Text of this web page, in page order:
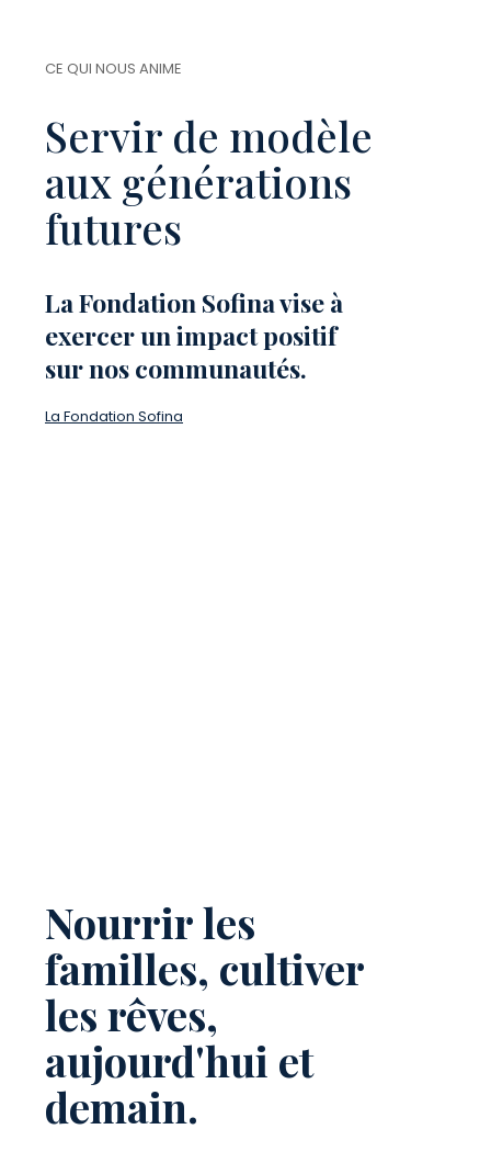
CE QUI NOUS ANIME
Servir de modèle
aux générations
futures
La Fondation Sofina vise à
exercer un impact positif
sur nos communautés.
La Fondation Sofina
Nourrir les
familles, cultiver
les rêves,
aujourd'hui et
demain.